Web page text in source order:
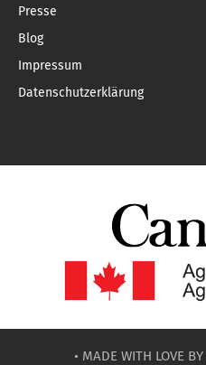
Presse
Blog
Impressum
Datenschutzerklärung
• MADE WITH LOVE BY